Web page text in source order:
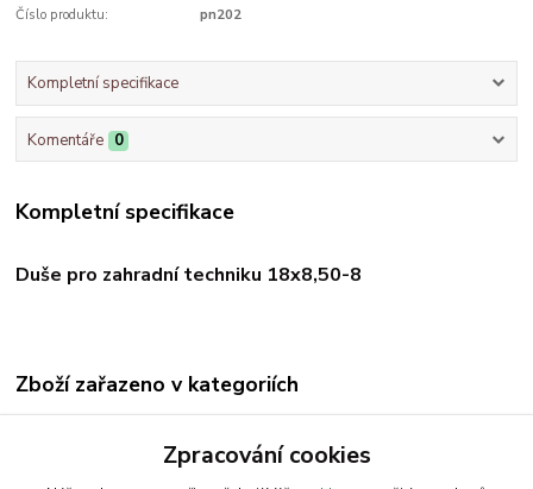
Číslo produktu: pn202
Kompletní specifikace
Komentáře 0
Kompletní specifikace
Duše pro zahradní techniku 18x8,50-8
Zboží zařazeno v kategoriích
Pneu pro zahradní traktoryZpracování cookies